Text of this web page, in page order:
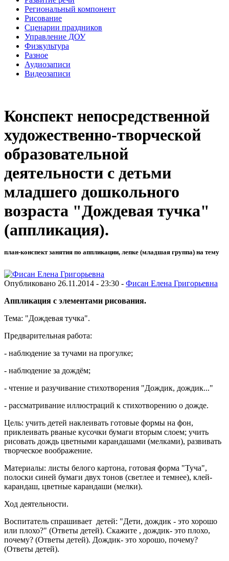
Региональный компонент
Рисование
Сценарии праздников
Управление ДОУ
Физкультура
Разное
Аудиозаписи
Видеозаписи
Конспект непосредственной
художественно-творческой
образовательной
деятельности с детьми
младшего дошкольного
возраста "Дождевая тучка"
(аппликация).
план-конспект занятия по аппликации, лепке (младшая группа) на тему
Опубликовано 26.11.2014 - 23:30 - Фисан Елена Григорьевна
Аппликация с элементами рисования.
Тема: "Дождевая тучка".
Предварительная работа:
- наблюдение за тучами на прогулке;
- наблюдение за дождём;
- чтение и разучивание стихотворения "Дождик, дождик..."
- рассматривание иллюстраций к стихотворению о дожде.
Цель: учить детей наклеивать готовые формы на фон,
приклеивать рваные кусочки бумаги вторым слоем; учить
рисовать дождь цветными карандашами (мелками), развивать
творческое воображение.
Материалы: листы белого картона, готовая форма "Туча",
полоски синей бумаги двух тонов (светлее и темнее), клей-
карандаш, цветные карандаши (мелки).
Ход деятельности.
Воспитатель спрашивает детей: "Дети, дождик - это хорошо
или плохо?" (Ответы детей). Скажите , дождик- это плохо,
почему? (Ответы детей). Дождик- это хорошо, почему?
(Ответы детей).